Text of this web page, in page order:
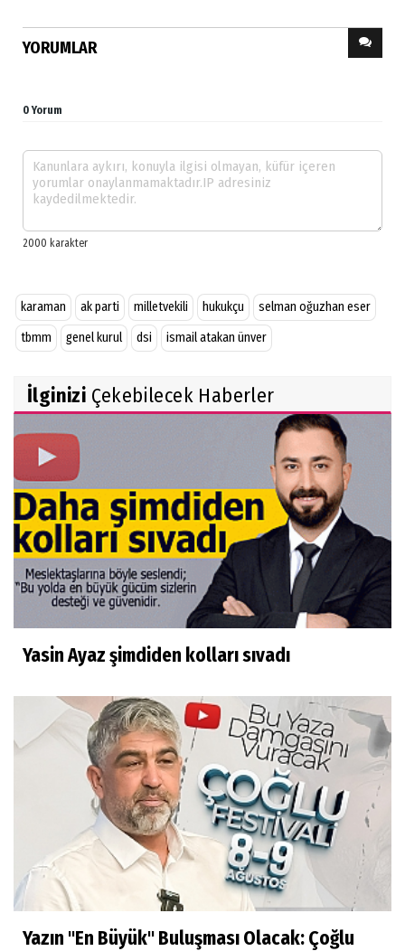
YORUMLAR
0 Yorum
karaman ak parti milletvekili hukukçu
selman oğuzhan eser
tbmm
genel kurul dsi ismail atakan ünver
İlginizi Çekebilecek Haberler
Yasin Ayaz şimdiden kolları sıvadı
Yazın "En Büyük" Buluşması Olacak: Çoğlu